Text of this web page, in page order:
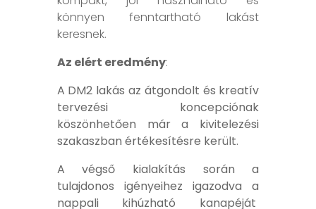
könnyen fenntartható lakást
keresnek.
Az elért eredmény:
A DM2 lakás az átgondolt és kreatív
tervezési koncepciónak
köszönhetően már a kivitelezési
szakaszban értékesítésre került.
A végső kialakítás során a
tulajdonos igényeihez igazodva a
nappali kihúzható kanapéját